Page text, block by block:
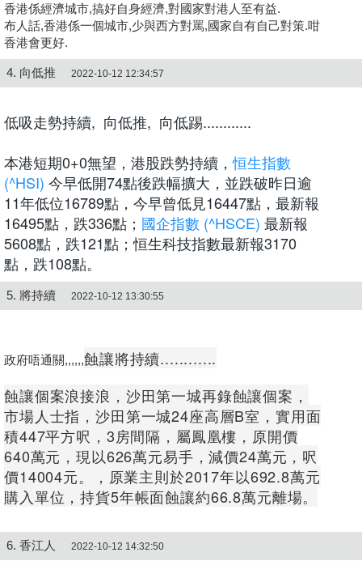
香港係經濟城市,搞好自身經濟,對國家對港人至有益.
布人話,香港係一個城市,少與西方對罵,國家自有自己對策.咁
香港會更好.
4. 向低推 2022-10-12 12:34:57
低吸走勢持續, 向低推, 向低踢............
本港短期0+0無望，港股跌勢持續，恒生指數
(^HSI) 今早低開74點後跌幅擴大，並跌破昨日逾
11年低位16789點，今早曾低見16447點，最新報
16495點，跌336點； 國企指數 (^HSCE) 最新報
5608點，跌121點；恒生科技指數最新報3170
點，跌108點。
5. 將持續 2022-10-12 13:30:55
政府唔通關,,,,,,蝕讓將持續............
蝕讓個案浪接浪，沙田第一城再錄蝕讓個案，
市場人士指，沙田第一城24座高層B室，實用面
積447平方呎，3房間隔，屬鳳凰樓，原開價
640萬元，現以626萬元易手，減價24萬元，呎
價14004元。，原業主則於2017年以692.8萬元
購入單位，持貨5年帳面蝕讓約66.8萬元離場。
6. 香江人 2022-10-12 14:32:50